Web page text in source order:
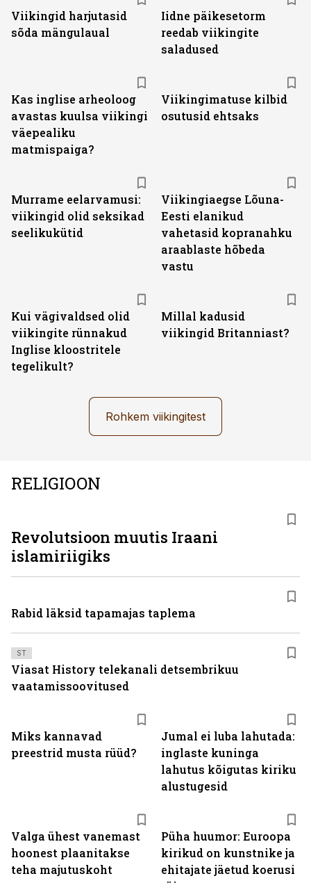
Viikingid harjutasid
sõda mängulaual
Iidne päikesetorm
reedab viikingite
saladused
Kas inglise arheoloog
avastas kuulsa viikingi
väepealiku
matmispaiga?
Viikingimatuse kilbid
osutusid ehtsaks
Murrame eelarvamusi:
viikingid olid seksikad
seelikukütid
Viikingiaegse Lõuna-
Eesti elanikud
vahetasid kopranahku
araablaste hõbeda
vastu
Kui vägivaldsed olid
viikingite rünnakud
Inglise kloostritele
tegelikult?
Millal kadusid
viikingid Britanniast?
Rohkem viikingitest
RELIGIOON
Miks kannavad
preestrid musta rüüd?
Jumal ei luba lahutada:
inglaste kuninga
lahutus kõigutas kiriku
alustugesid
Valga ühest vanemast
hoonest plaanitakse
teha majutuskoht
Püha huumor: Euroopa
kirikud on kunstnike ja
ehitajate jäetud koerusi
Revolutsioon muutis Iraani
islamiriigiks
Rabid läksid tapamajas taplema
ST
Viasat History telekanali detsembrikuu
vaatamissoovitused